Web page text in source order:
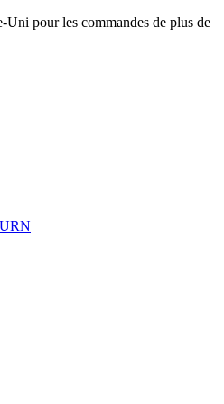
pour les commandes de plus de